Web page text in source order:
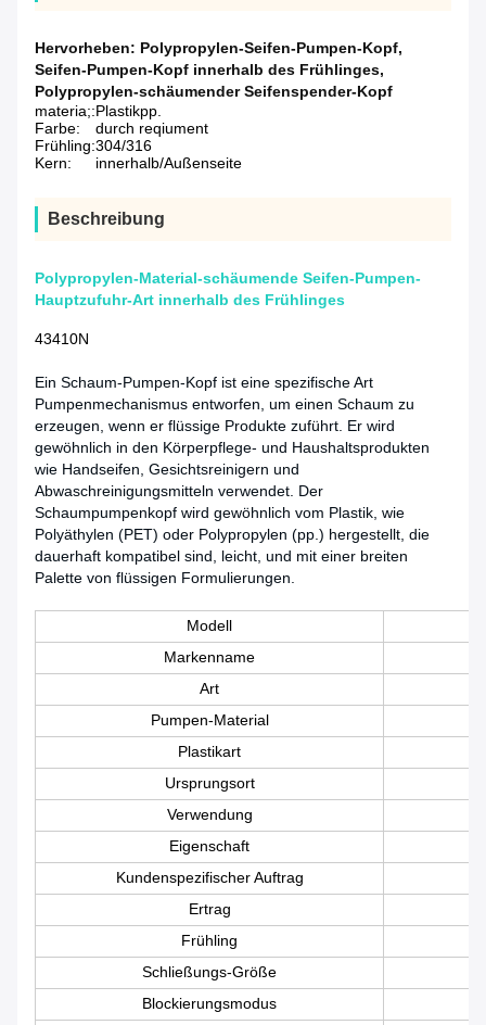
Hervorheben: Polypropylen-Seifen-Pumpen-Kopf,
Seifen-Pumpen-Kopf innerhalb des Frühlinges,
Polypropylen-schäumender Seifenspender-Kopf
materia;:Plastikpp.
Farbe:
durch reqiument
Frühling:304/316
Kern:
innerhalb/Außenseite
Beschreibung
Polypropylen-Material-schäumende Seifen-Pumpen-
Hauptzufuhr-Art innerhalb des Frühlinges
43410N
Ein Schaum-Pumpen-Kopf ist eine spezifische Art
Pumpenmechanismus entworfen, um einen Schaum zu
erzeugen, wenn er flüssige Produkte zuführt. Er wird
gewöhnlich in den Körperpflege- und Haushaltsprodukten
wie Handseifen, Gesichtsreinigern und
Abwaschreinigungsmitteln verwendet. Der
Schaumpumpenkopf wird gewöhnlich vom Plastik, wie
Polyäthylen (PET) oder Polypropylen (pp.) hergestellt, die
dauerhaft kompatibel sind, leicht, und mit einer breiten
Palette von flüssigen Formulierungen.
Modell
Markenname
Art
Pumpen-Material
Plastikart
Ursprungsort
Verwendung
Eigenschaft
Kundenspezifischer Auftrag
Ertrag
Frühling
Schließungs-Größe
Blockierungsmodus